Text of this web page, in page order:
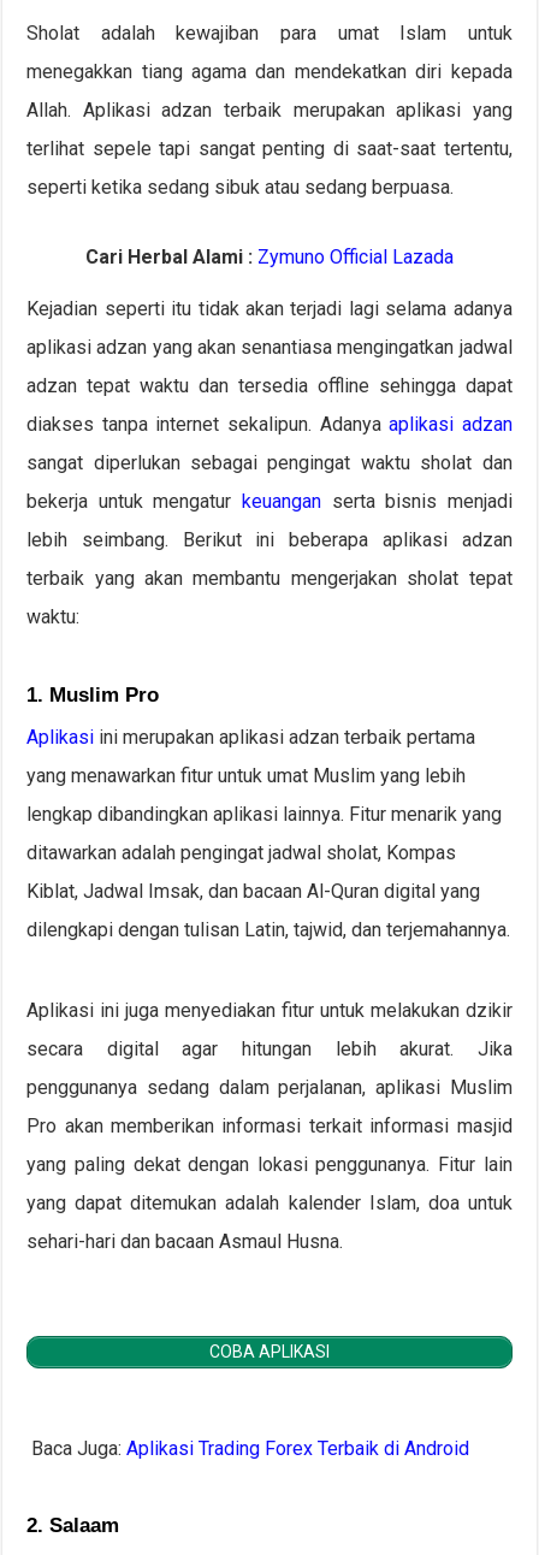
Sholat adalah kewajiban para umat Islam untuk
menegakkan tiang agama dan mendekatkan diri kepada
Allah. Aplikasi adzan terbaik merupakan aplikasi yang
terlihat sepele tapi sangat penting di saat-saat tertentu,
seperti ketika sedang sibuk atau sedang berpuasa.
Cari Herbal Alami : Zymuno Official Lazada
Kejadian seperti itu tidak akan terjadi lagi selama adanya
aplikasi adzan yang akan senantiasa mengingatkan jadwal
adzan tepat waktu dan tersedia offline sehingga dapat
diakses tanpa internet sekalipun. Adanyaaplikasi adzan
sangat diperlukan sebagai pengingat waktu sholat dan
bekerja untuk mengatur keuangan serta bisnis menjadi
lebih seimbang. Berikut ini beberapa aplikasi adzan
terbaik yang akan membantu mengerjakan sholat tepat
waktu:
1. Muslim Pro
Aplikasi ini merupakan aplikasi adzan terbaik pertama
yang menawarkan fitur untuk umat Muslim yang lebih
lengkap dibandingkan aplikasi lainnya. Fitur menarik yang
ditawarkan adalah pengingat jadwal sholat, Kompas
Kiblat, Jadwal Imsak, dan bacaan Al-Quran digital yang
dilengkapi dengan tulisan Latin, tajwid, dan terjemahannya.
Aplikasi ini juga menyediakan fitur untuk melakukan dzikir
secara digital agar hitungan lebih akurat. Jika
penggunanya sedang dalam perjalanan, aplikasi Muslim
Pro akan memberikan informasi terkait informasi masjid
yang paling dekat dengan lokasi penggunanya. Fitur lain
yang dapat ditemukan adalah kalender Islam, doa untuk
sehari-hari dan bacaan Asmaul Husna.
COBA APLIKASI
Baca Juga:Aplikasi Trading Forex Terbaik di Android
2. Salaam